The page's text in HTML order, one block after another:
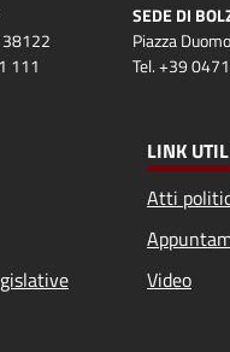
38122
111
SEDE DI
Piazza
Tel. +39
LINK
Atti
Video